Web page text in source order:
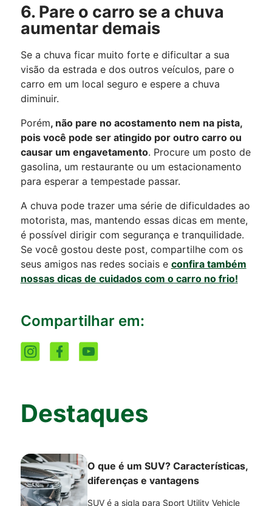
6. Pare o carro se a chuva
aumentar demais
Se a chuva ficar muito forte e dificultar a sua
visão da estrada e dos outros veículos, pare o
carro em um local seguro e espere a chuva
diminuir.
Porém, não pare no acostamento nem na pista,
pois você pode ser atingido por outro carro ou
causar um engavetamento. Procure um posto de
gasolina, um restaurante ou um estacionamento
para esperar a tempestade passar.
A chuva pode trazer uma série de dificuldades ao
motorista, mas, mantendo essas dicas em mente,
é possível dirigir com segurança e tranquilidade.
Se você gostou deste post, compartilhe com os
seus amigos nas redes sociais e confira também
nossas dicas de cuidados com o carro no frio!
Compartilhar em:
Destaques
O que é um SUV? Características,
diferenças e vantagens
SUV é a sigla para Sport Utility Vehicle